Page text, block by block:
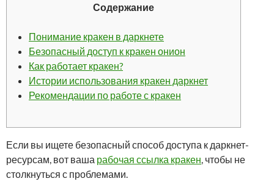
Содержание
Понимание кракен в даркнете
Безопасный доступ к кракен онион
Как работает кракен?
Истории использования кракен даркнет
Рекомендации по работе с кракен
Если вы ищете безопасный способ доступа к даркнет-
ресурсам, вот ваша рабочая ссылка кракен, чтобы не
столкнуться с проблемами.